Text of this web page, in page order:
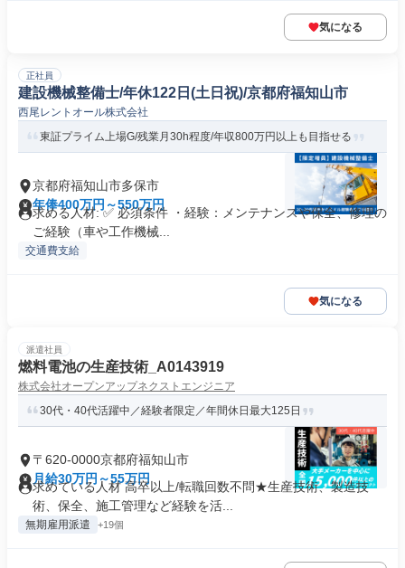
気になる
正社員
建設機械整備士/年休122日(土日祝)/京都府福知山市
西尾レントオール株式会社
東証プライム上場G/残業月30h程度/年収800万円以上も目指せる
京都府福知山市多保市
年俸400万円～550万円
求める人材: ✅ 必須条件 ・経験：メンテナンスや保全、修理の
ご経験（車や工作機械...
交通費支給
気になる
派遣社員
燃料電池の生産技術_A0143919
株式会社オープンアップネクストエンジニア
30代・40代活躍中／経験者限定／年間休日最大125日
〒620-0000京都府福知山市
月給30万円～55万円
求めている人材 高卒以上/転職回数不問★生産技術、製造技
術、保全、施工管理など経験を活...
無期雇用派遣 +19個